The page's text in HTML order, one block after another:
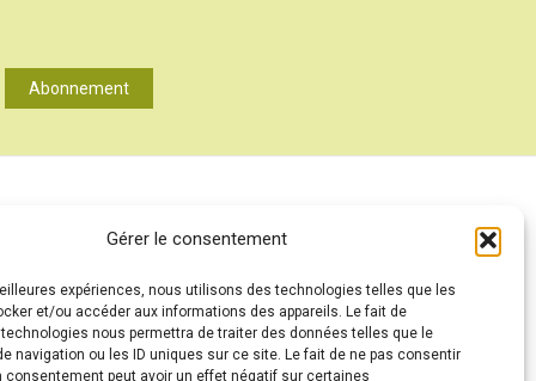
Gérer le consentement
expériences, nous utilisons des technologies telles que les
et/ou accéder aux informations des appareils. Le fait de
nous permettra de traiter des données telles que le
navigation ou les ID uniques sur ce site. Le fait de ne pas consentir
consentement peut avoir un effet négatif sur certaines
Abonnement
CONTACT
ANNONCEURS
CONDITIONS GÉNÉRALES D’UTILISATION